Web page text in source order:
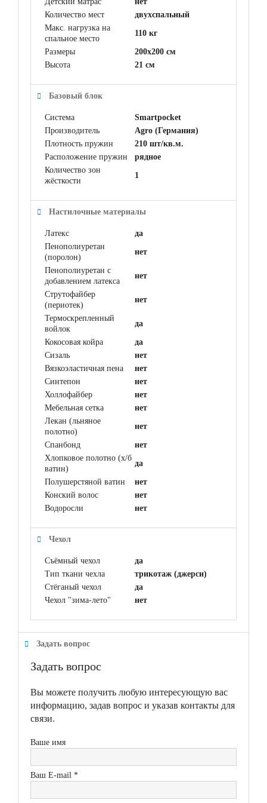
Количество мест
двухспальный
Макс. нагрузка на
спальное место
110 кг
Размеры
200x200 см
Высота
21 см
Базовый блок
Система
Smartpocket
Производитель
Agro (Германия)
Плотность пружин
210 шт/кв.м.
Расположение пружин
рядное
Количество зон
жёсткости
1
Настилочные материалы
Латекс
да
Пенополиуретан
(поролон)
нет
Пенополиуретан с
добавлением латекса
нет
Струтофайбер
(периотек)
нет
Термоскрепленный
войлок
да
Кокосовая койра
да
Сизаль
нет
Вязкоэластичная пена
нет
Синтепон
нет
Холлофайбер
нет
Мебельная сетка
нет
Лекан (льняное
полотно)
нет
Спанбонд
нет
Хлопковое полотно (х/б
ватин)
да
Полушерстяной ватин
нет
Конский волос
нет
Водоросли
нет
Чехол
Съёмный чехол
да
Тип ткани чехла
трикотаж (джерси)
Стёганый чехол
да
Чехол "зима-лето"
нет
Задать вопрос
Задать вопрос
Вы можете получить любую интересующую вас
информацию, задав вопрос и указав контакты для
связи.
Ваше имя
Ваш E-mail *